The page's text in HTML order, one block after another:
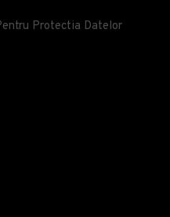
Protectia Datelor